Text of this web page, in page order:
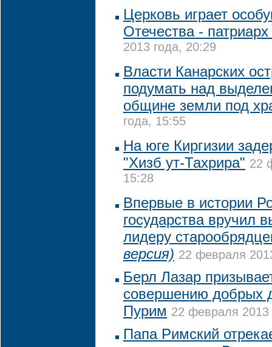
Церковь играет
Отечества -
2013 года, 20:29
Власти Канарских
подумать над
общине земли под
года, 15:55
На юге Киргизии
"Хизб ут-Тахрира" 22
15:28
Впервые в истории
государства вручил
лидеру
версия) 22 февраля
Берл Лазар
совершению добрых
Пурим 22 февраля 2013
Папа Римский